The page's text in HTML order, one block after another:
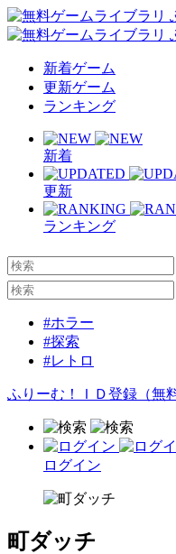
新着ゲーム
更新ゲーム
ランキング
新着
更新
ランキング
#ホラー
#探索
#レトロ
ふりーむ！ＩＤ登録（無料
ログイン
町ダッチ